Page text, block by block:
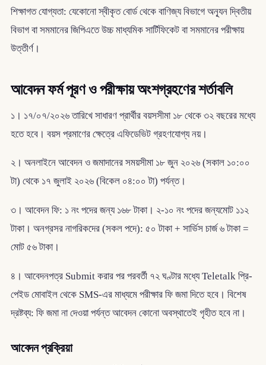
শিক্ষাগত যোগ্যতা: যেকোনো স্বীকৃত বোর্ড থেকে বাণিজ্য বিভাগে অন্যূন দ্বিতীয়
বিভাগ বা সমমানের জিপিএতে উচ্চ মাধ্যমিক সার্টিফিকেট বা সমমানের পরীক্ষায়
উত্তীর্ণ।
আবেদন ফর্ম পূরণ ও পরীক্ষায় অংশগ্রহণের শর্তাবলি
১। ১৭/০৭/২০২৬ তারিখে সাধারণ প্রার্থীর বয়সসীমা ১৮ থেকে ৩২ বছরের মধ্যে
হতে হবে। বয়স প্রমাণের ক্ষেত্রে এফিডেভিট গ্রহণযোগ্য নয়।
২। অনলাইনে আবেদন ও জমাদানের সময়সীমা ১৮ জুন ২০২৬ (সকাল ১০:০০
টা) থেকে ১৭ জুলাই ২০২৬ (বিকেল ০৪:০০ টা) পর্যন্ত।
৩। আবেদন ফি: ১ নং পদের জন্য ১৬৮ টাকা। ২-১০ নং পদের জন্যমোট ১১২
টাকা। অনগ্রসর নাগরিকদের (সকল পদে): ৫০ টাকা + সার্ভিস চার্জ ৬ টাকা =
মোট ৫৬ টাকা।
৪। আবেদনপত্র Submit করার পর পরবর্তী ৭২ ঘণ্টার মধ্যে Teletalk প্রি-
পেইড মোবাইল থেকে SMS-এর মাধ্যমে পরীক্ষার ফি জমা দিতে হবে। বিশেষ
দ্রষ্টব্য: ফি জমা না দেওয়া পর্যন্ত আবেদন কোনো অবস্থাতেই গৃহীত হবে না।
আবেদন প্রক্রিয়া